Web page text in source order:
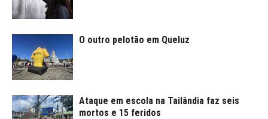
O outro pelotão em Queluz
Ataque em escola na Tailândia faz seis
mortos e 15 feridos